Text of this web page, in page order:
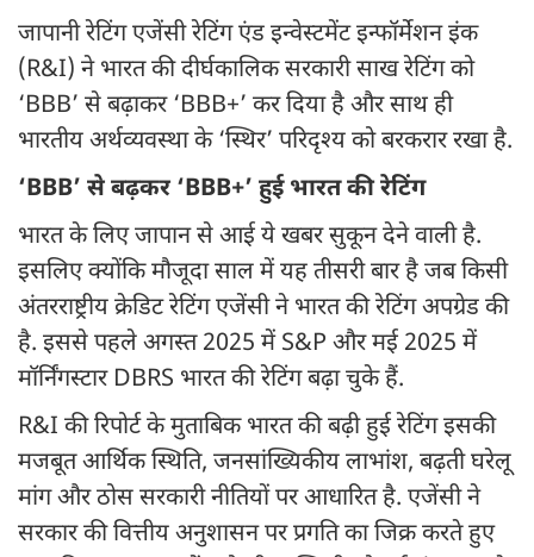
जापानी रेटिंग एजेंसी रेटिंग एंड इन्वेस्टमेंट इन्फॉर्मेशन इंक
(R&I) ने भारत की दीर्घकालिक सरकारी साख रेटिंग को
‘BBB’ से बढ़ाकर ‘BBB+’ कर दिया है और साथ ही
भारतीय अर्थव्यवस्था के ‘स्थिर’ परिदृश्य को बरकरार रखा है.
‘BBB’ से बढ़कर ‘BBB+’ हुई भारत की रेटिंग
भारत के लिए जापान से आई ये खबर सुकून देने वाली है.
इसलिए क्योंकि मौजूदा साल में यह तीसरी बार है जब किसी
अंतरराष्ट्रीय क्रेडिट रेटिंग एजेंसी ने भारत की रेटिंग अपग्रेड की
है. इससे पहले अगस्त 2025 में S&P और मई 2025 में
मॉर्निंगस्टार DBRS भारत की रेटिंग बढ़ा चुके हैं.
R&I की रिपोर्ट के मुताबिक भारत की बढ़ी हुई रेटिंग इसकी
मजबूत आर्थिक स्थिति, जनसांख्यिकीय लाभांश, बढ़ती घरेलू
मांग और ठोस सरकारी नीतियों पर आधारित है. एजेंसी ने
सरकार की वित्तीय अनुशासन पर प्रगति का जिक्र करते हुए